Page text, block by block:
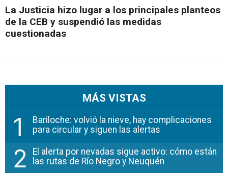
La Justicia hizo lugar a los principales planteos
de la CEB y suspendió las medidas
cuestionadas
MÁS VISTAS
1
Bariloche: volvió la nieve, hay complicaciones
para circular y siguen las alertas
2
El alerta por nevadas sigue activo: cómo están
las rutas de Río Negro y Neuquén